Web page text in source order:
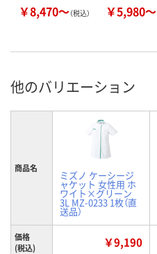
￥8,470～（税込） ￥5,980～
他のバリエーション
商品名
ミズノ ケーシージ
ャケット 女性用 ホ
ワイト×グリーン
3L MZ-0233 1枚（直
送品）
価格
(税込)
￥9,190